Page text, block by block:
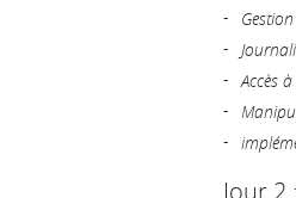
Accès
Jour